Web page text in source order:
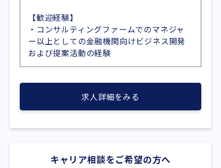
【歓迎経験】
・コンサルティングファームでのマネジャ
ー以上としての金融機関向けビジネス開発
および提案活動の経験
求人詳細をみる
キャリア相談をご希望の方へ